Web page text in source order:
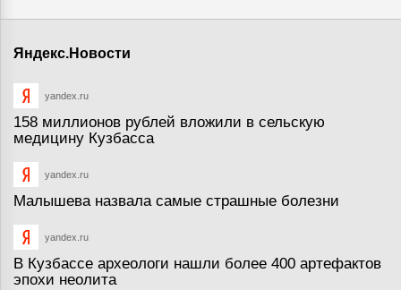
Яндекс.Новости
yandex.ru
158 миллионов рублей вложили в сельскую
медицину Кузбасса
yandex.ru
Малышева назвала самые страшные болезни
yandex.ru
В Кузбассе археологи нашли более 400 артефактов
эпохи неолита